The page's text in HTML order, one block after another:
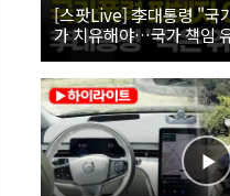
[스팟Live] 李대통령 "국
가 치유해야…국가 책임
26.08.07 국가폭력 피해